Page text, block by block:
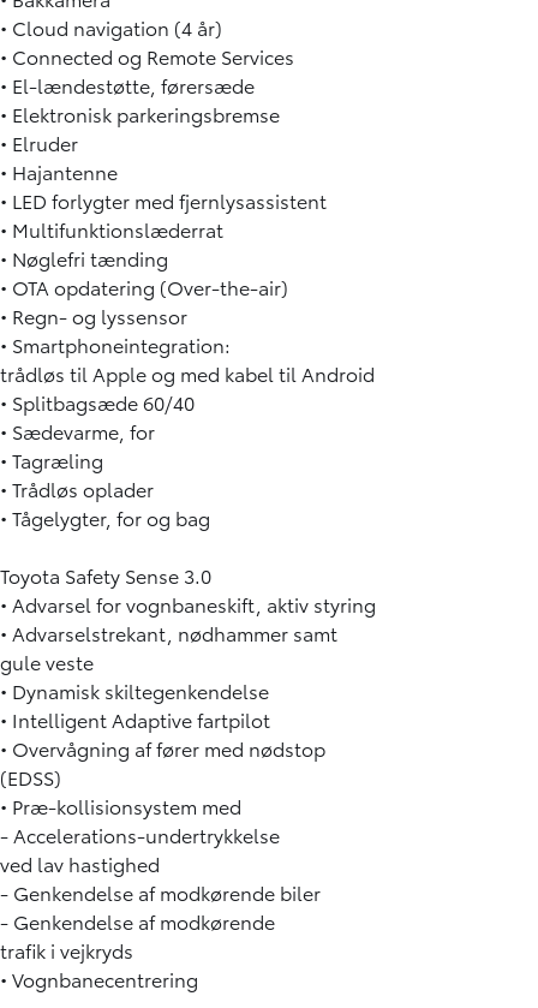
• Cloud navigation (4 år)
• Connected og Remote Services
• El-lændestøtte, førersæde
• Elektronisk parkeringsbremse
• Elruder
• Hajantenne
• LED forlygter med fjernlysassistent
• Multifunktionslæderrat
• Nøglefri tænding
• OTA opdatering (Over-the-air)
• Regn- og lyssensor
• Smartphoneintegration:
trådløs til Apple og med kabel til Android
• Splitbagsæde 60/40
• Sædevarme, for
• Tagræling
• Trådløs oplader
• Tågelygter, for og bag
Toyota Safety Sense 3.0
• Advarsel for vognbaneskift, aktiv styring
• Advarselstrekant, nødhammer samt
gule veste
• Dynamisk skiltegenkendelse
• Intelligent Adaptive fartpilot
• Overvågning af fører med nødstop
(EDSS)
• Præ-kollisionsystem med
- Accelerations-undertrykkelse
ved lav hastighed
- Genkendelse af modkørende biler
- Genkendelse af modkørende
trafik i vejkryds
• Vognbanecentrering